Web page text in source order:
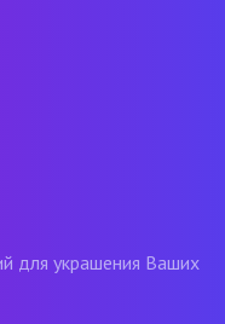
для украшения Ваших